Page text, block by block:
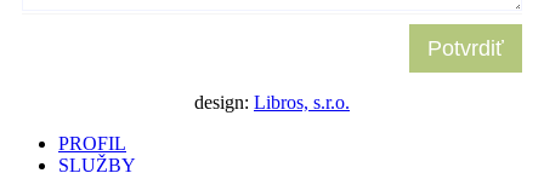
Potvrdiť
design: Libros, s.r.o.
PROFIL
SLUŽBY